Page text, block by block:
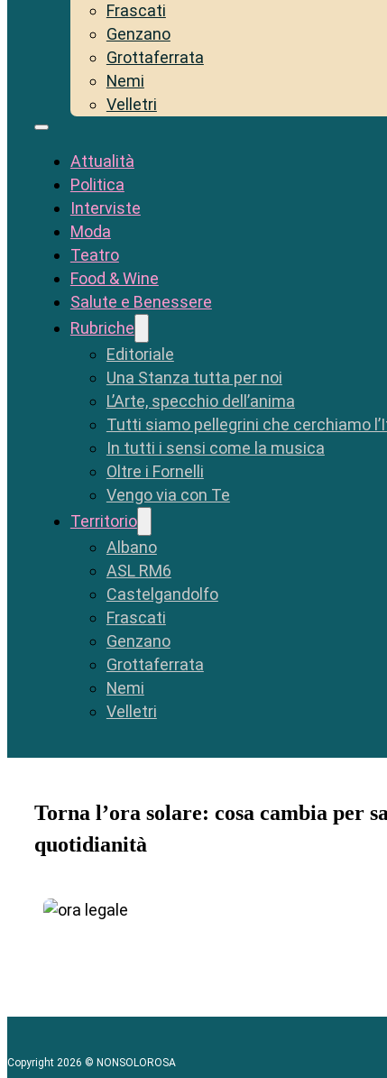
Frascati
Genzano
Grottaferrata
Nemi
Velletri
Attualità
Politica
Interviste
Moda
Teatro
Food & Wine
Salute e Benessere
Rubriche
Editoriale
Una Stanza tutta per noi
L’Arte, specchio dell’anima
Tutti siamo pellegrini che cerchiamo
In tutti i sensi come la musica
Oltre i Fornelli
Vengo via con Te
Territorio
Albano
ASL RM6
Castelgandolfo
Frascati
Genzano
Grottaferrata
Nemi
Velletri
Torna l’ora solare: cosa cambia per
quotidianità
Copyright 2026 © NONSOLOROSA